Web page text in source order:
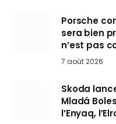
Porsche
sera bien
n’est pas
7 août 2026
Skoda
Mladá
l’Enyaq,